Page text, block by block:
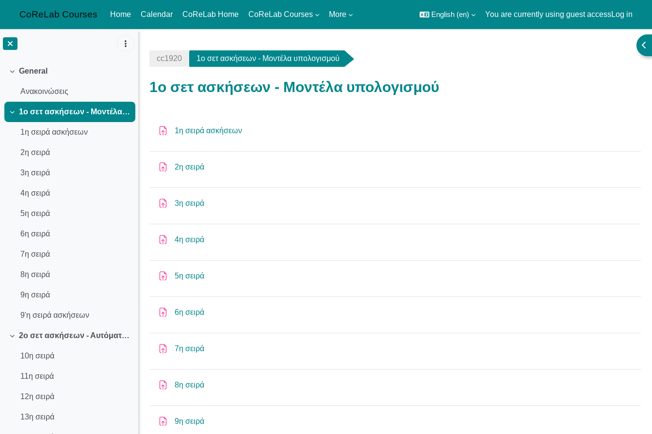
CoReLab Courses Home Calendar CoReLab Home CoReLab Courses More English ‎(en)‎ You are currently using guest accessLog in
Collapse
General
Ανακοινώσεις
Collapse
1ο σετ ασκήσεων - Μοντέλα υπολογισμού
1η σειρά ασκήσεων
2η σειρά
3η σειρά
4η σειρά
5η σειρά
6η σειρά
7η σειρά
8η σειρά
9η σειρά
9'η σειρά ασκήσεων
Collapse
2ο σετ ασκήσεων - Αυτόματα και Τυπικές Γραμματικές
10η σειρά
11η σειρά
12η σειρά
13η σειρά
cc1920
1ο σετ ασκήσεων - Μοντέλα υπολογισμού
1ο σετ ασκήσεων - Μοντέλα υπολογισμού
1η σειρά ασκήσεωνAssignment
2η σειράAssignment
3η σειράAssignment
4η σειράAssignment
5η σειράAssignment
6η σειράAssignment
7η σειράAssignment
8η σειράAssignment
9η σειράAssignment